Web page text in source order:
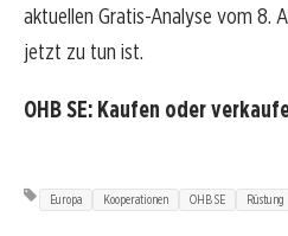
aktuellen Gratis-Analyse vom 8.
jetzt zu tun ist.
OHB SE: Kaufen oder
Europa Kooperationen OHB SE Rüstung